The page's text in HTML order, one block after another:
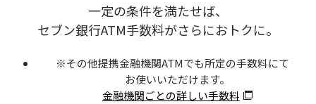
一定の条件を満たせば、
セブン銀行ATM手数料がさらにおトクに。
※その他提携金融機関ATMでも所定の手数料にて
お使いいただけます。
金融機関ごとの詳しい手数料